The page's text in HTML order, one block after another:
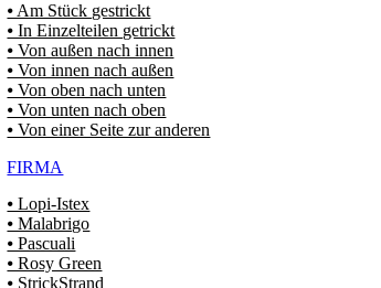
⦁ Am Stück gestrickt
⦁ In Einzelteilen getrickt
⦁ Von außen nach innen
⦁ Von innen nach außen
⦁ Von oben nach unten
⦁ Von unten nach oben
⦁ Von einer Seite zur anderen
FIRMA
⦁ Lopi-Istex
⦁ Malabrigo
⦁ Pascuali
⦁ Rosy Green
⦁ StrickStrand